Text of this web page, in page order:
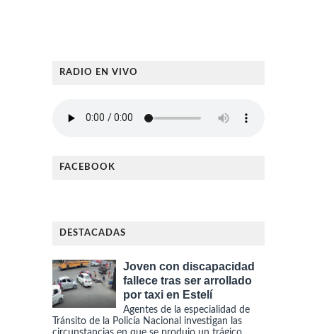
RADIO EN VIVO
FACEBOOK
DESTACADAS
Joven con discapacidad
fallece tras ser arrollado
por taxi en Estelí
Agentes de la especialidad de
Tránsito de la Policía Nacional investigan las